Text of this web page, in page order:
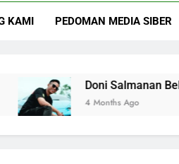
KAMI PEDOMAN MEDIA SIBER
Doni Salmanan Bebas
4 Months Ago